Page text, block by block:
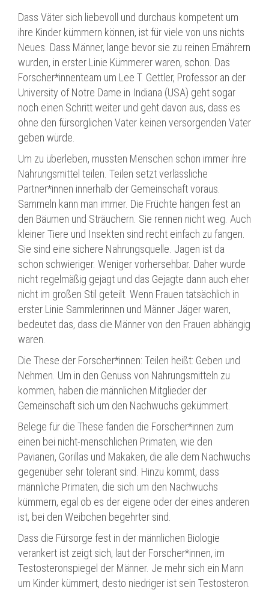
Dass Väter sich liebevoll und durchaus kompetent um
ihre Kinder kümmern können, ist für viele von uns nichts
Neues. Dass Männer, lange bevor sie zu reinen Ernährern
wurden, in erster Linie Kümmerer waren, schon. Das
Forscher*innenteam um Lee T. Gettler, Professor an der
University of Notre Dame in Indiana (USA) geht sogar
noch einen Schritt weiter und geht davon aus, dass es
ohne den fürsorglichen Vater keinen versorgenden Vater
geben würde.
Um zu überleben, mussten Menschen schon immer ihre
Nahrungsmittel teilen. Teilen setzt verlässliche
Partner*innen innerhalb der Gemeinschaft voraus.
Sammeln kann man immer. Die Früchte hängen fest an
den Bäumen und Sträuchern. Sie rennen nicht weg. Auch
kleiner Tiere und Insekten sind recht einfach zu fangen.
Sie sind eine sichere Nahrungsquelle. Jagen ist da
schon schwieriger. Weniger vorhersehbar. Daher wurde
nicht regelmäßig gejagt und das Gejagte dann auch eher
nicht im großen Stil geteilt. Wenn Frauen tatsächlich in
erster Linie Sammlerinnen und Männer Jäger waren,
bedeutet das, dass die Männer von den Frauen abhängig
waren.
Die These der Forscher*innen: Teilen heißt: Geben und
Nehmen. Um in den Genuss von Nahrungsmitteln zu
kommen, haben die männlichen Mitglieder der
Gemeinschaft sich um den Nachwuchs gekümmert.
Belege für die These fanden die Forscher*innen zum
einen bei nicht-menschlichen Primaten, wie den
Pavianen, Gorillas und Makaken, die alle dem Nachwuchs
gegenüber sehr tolerant sind. Hinzu kommt, dass
männliche Primaten, die sich um den Nachwuchs
kümmern, egal ob es der eigene oder der eines anderen
ist, bei den Weibchen begehrter sind.
Dass die Fürsorge fest in der männlichen Biologie
verankert ist zeigt sich, laut der Forscher*innen, im
Testosteronspiegel der Männer. Je mehr sich ein Mann
um Kinder kümmert, desto niedriger ist sein Testosteron.